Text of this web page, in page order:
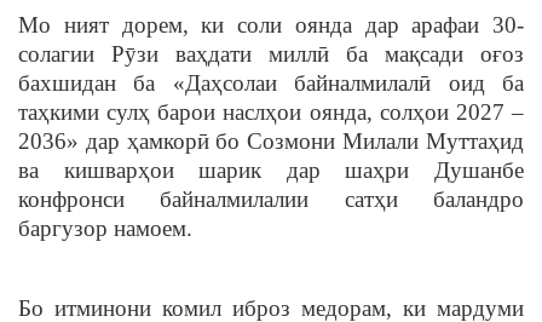
Мо ният дорем, ки соли оянда дар арафаи 30-
солагии Рӯзи ваҳдати миллӣ ба мақсади оғоз
бахшидан ба «Даҳсолаи байналмилалӣ оид ба
таҳкими сулҳ барои наслҳои оянда, солҳои 2027 –
2036» дар ҳамкорӣ бо Созмони Милали Муттаҳид
ва кишварҳои шарик дар шаҳри Душанбе
конфронси байналмилалии сатҳи баландро
баргузор намоем.
Бо итминони комил иброз медорам, ки мардуми